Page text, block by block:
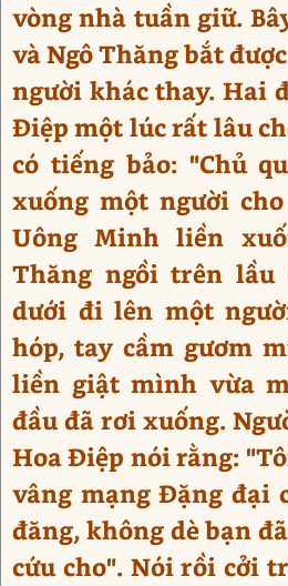
vòng nhà tuần giữ.
và Ngô Thăng bắt
người khác thay. Hai
Điệp một lúc rất lâu
có tiếng bảo: "Chủ
xuống một người
Uông Minh liền
Thăng ngồi trên
dưới đi lên một
hóp, tay cầm gươm
liền giật mình vừa
đầu đã rơi xuống.
Hoa Điệp nói rằng:
vâng mạng Đặng đại
đăng, không dè bạn
cứu cho". Nói rồi cởi